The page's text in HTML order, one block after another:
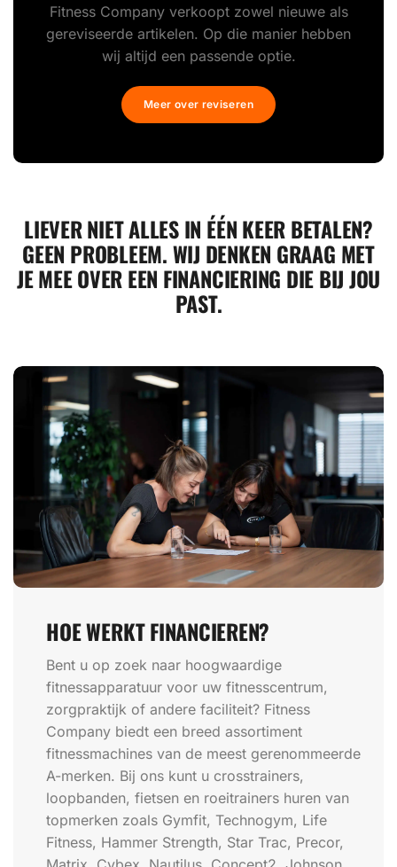
Fitness Company verkoopt zowel nieuwe als
gereviseerde artikelen. Op die manier hebben
wij altijd een passende optie.
Meer over reviseren
LIEVER NIET ALLES IN ÉÉN KEER BETALEN?
GEEN PROBLEEM. WIJ DENKEN GRAAG MET
JE MEE OVER EEN FINANCIERING DIE BIJ JOU
PAST.
HOE WERKT FINANCIEREN?
Bent u op zoek naar hoogwaardige
fitnessapparatuur voor uw fitnesscentrum,
zorgpraktijk of andere faciliteit? Fitness
Company biedt een breed assortiment
fitnessmachines van de meest gerenommeerde
A-merken. Bij ons kunt u crosstrainers,
loopbanden, fietsen en roeitrainers huren van
topmerken zoals Gymfit, Technogym, Life
Fitness, Hammer Strength, Star Trac, Precor,